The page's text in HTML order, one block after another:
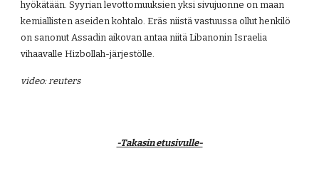
hyökätään. Syyrian levottomuuksien yksi sivujuonne on maan
kemiallisten aseiden kohtalo. Eräs niistä vastuussa ollut henkilö
on sanonut Assadin aikovan antaa niitä Libanonin Israelia
vihaavalle Hizbollah-järjestölle.
video: reuters
-Takasin etusivulle-